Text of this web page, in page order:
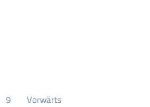
9
Vorwärts